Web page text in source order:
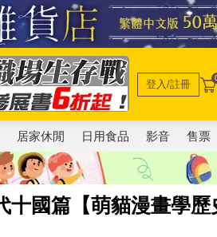
登入/註冊
居家休閒 日用食品 影音 售票
十國篇【萌貓漫畫學歷